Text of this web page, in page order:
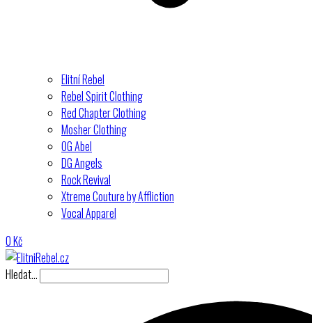
Elitní Rebel
Rebel Spirit Clothing
Red Chapter Clothing
Mosher Clothing
OG Abel
DG Angels
Rock Revival
Xtreme Couture by Affliction
Vocal Apparel
0Kč
Hledat…